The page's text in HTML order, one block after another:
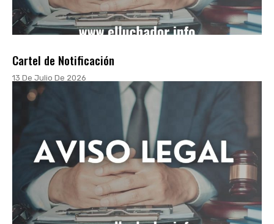
Cartel de Notificación
13 De Julio De 2026